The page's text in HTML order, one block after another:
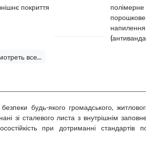
покриття
полімерне
порошкове
напилення
все...
будь-якого громадського,
зі сталевого листа з внутрішнім
при дотриманні